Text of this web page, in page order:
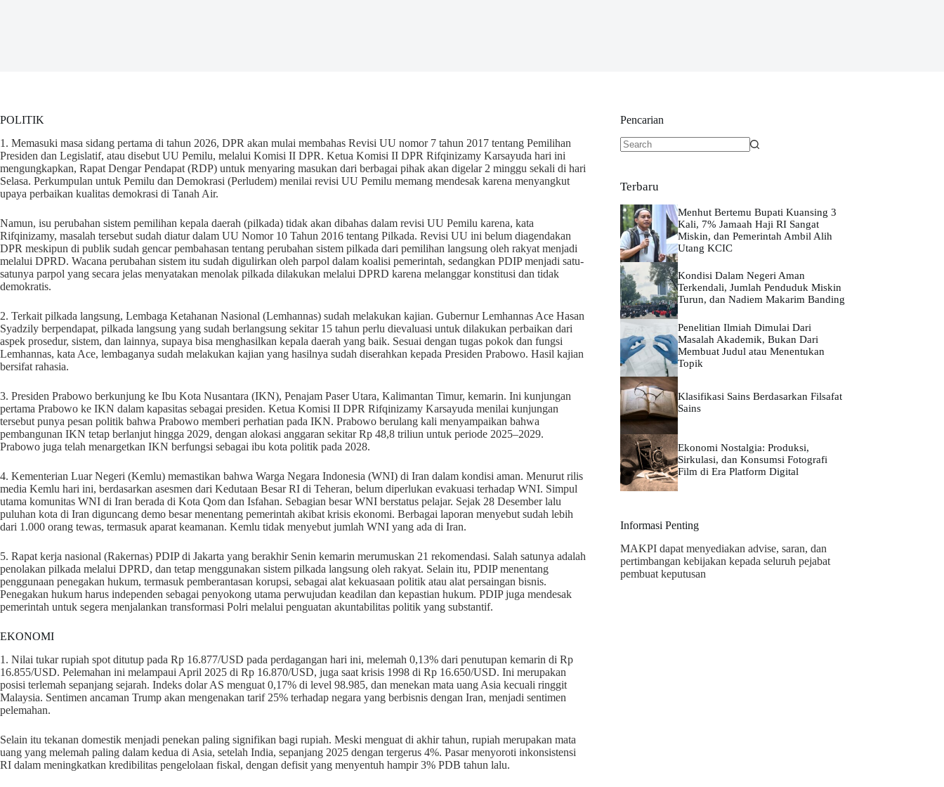
POLITIK
1. Memasuki masa sidang pertama di tahun 2026, DPR akan mulai membahas Revisi UU nomor 7 tahun 2017 tentang Pemilihan
Presiden dan Legislatif, atau disebut UU Pemilu, melalui Komisi II DPR. Ketua Komisi II DPR Rifqinizamy Karsayuda hari ini
mengungkapkan, Rapat Dengar Pendapat (RDP) untuk menyaring masukan dari berbagai pihak akan digelar 2 minggu sekali di hari
Selasa. Perkumpulan untuk Pemilu dan Demokrasi (Perludem) menilai revisi UU Pemilu memang mendesak karena menyangkut
upaya perbaikan kualitas demokrasi di Tanah Air.
Namun, isu perubahan sistem pemilihan kepala daerah (pilkada) tidak akan dibahas dalam revisi UU Pemilu karena, kata
Rifqinizamy, masalah tersebut sudah diatur dalam UU Nomor 10 Tahun 2016 tentang Pilkada. Revisi UU ini belum diagendakan
DPR meskipun di publik sudah gencar pembahasan tentang perubahan sistem pilkada dari pemilihan langsung oleh rakyat menjadi
melalui DPRD. Wacana perubahan sistem itu sudah digulirkan oleh parpol dalam koalisi pemerintah, sedangkan PDIP menjadi satu-
satunya parpol yang secara jelas menyatakan menolak pilkada dilakukan melalui DPRD karena melanggar konstitusi dan tidak
demokratis.
2. Terkait pilkada langsung, Lembaga Ketahanan Nasional (Lemhannas) sudah melakukan kajian. Gubernur Lemhannas Ace Hasan
Syadzily berpendapat, pilkada langsung yang sudah berlangsung sekitar 15 tahun perlu dievaluasi untuk dilakukan perbaikan dari
aspek prosedur, sistem, dan lainnya, supaya bisa menghasilkan kepala daerah yang baik. Sesuai dengan tugas pokok dan fungsi
Lemhannas, kata Ace, lembaganya sudah melakukan kajian yang hasilnya sudah diserahkan kepada Presiden Prabowo. Hasil kajian
bersifat rahasia.
3. Presiden Prabowo berkunjung ke Ibu Kota Nusantara (IKN), Penajam Paser Utara, Kalimantan Timur, kemarin. Ini kunjungan
pertama Prabowo ke IKN dalam kapasitas sebagai presiden. Ketua Komisi II DPR Rifqinizamy Karsayuda menilai kunjungan
tersebut punya pesan politik bahwa Prabowo memberi perhatian pada IKN. Prabowo berulang kali menyampaikan bahwa
pembangunan IKN tetap berlanjut hingga 2029, dengan alokasi anggaran sekitar Rp 48,8 triliun untuk periode 2025–2029.
Prabowo juga telah menargetkan IKN berfungsi sebagai ibu kota politik pada 2028.
4. Kementerian Luar Negeri (Kemlu) memastikan bahwa Warga Negara Indonesia (WNI) di Iran dalam kondisi aman. Menurut rilis
media Kemlu hari ini, berdasarkan asesmen dari Kedutaan Besar RI di Teheran, belum diperlukan evakuasi terhadap WNI. Simpul
utama komunitas WNI di Iran berada di Kota Qom dan Isfahan. Sebagian besar WNI berstatus pelajar. Sejak 28 Desember lalu
puluhan kota di Iran diguncang demo besar menentang pemerintah akibat krisis ekonomi. Berbagai laporan menyebut sudah lebih
dari 1.000 orang tewas, termasuk aparat keamanan. Kemlu tidak menyebut jumlah WNI yang ada di Iran.
5. Rapat kerja nasional (Rakernas) PDIP di Jakarta yang berakhir Senin kemarin merumuskan 21 rekomendasi. Salah satunya adalah
penolakan pilkada melalui DPRD, dan tetap menggunakan sistem pilkada langsung oleh rakyat. Selain itu, PDIP menentang
penggunaan penegakan hukum, termasuk pemberantasan korupsi, sebagai alat kekuasaan politik atau alat persaingan bisnis.
Penegakan hukum harus independen sebagai penyokong utama perwujudan keadilan dan kepastian hukum. PDIP juga mendesak
pemerintah untuk segera menjalankan transformasi Polri melalui penguatan akuntabilitas politik yang substantif.
EKONOMI
1. Nilai tukar rupiah spot ditutup pada Rp 16.877/USD pada perdagangan hari ini, melemah 0,13% dari penutupan kemarin di Rp
16.855/USD. Pelemahan ini melampaui April 2025 di Rp 16.870/USD, juga saat krisis 1998 di Rp 16.650/USD. Ini merupakan
posisi terlemah sepanjang sejarah. Indeks dolar AS menguat 0,17% di level 98.985, dan menekan mata uang Asia kecuali ringgit
Malaysia. Sentimen ancaman Trump akan mengenakan tarif 25% terhadap negara yang berbisnis dengan Iran, menjadi sentimen
pelemahan.
Selain itu tekanan domestik menjadi penekan paling signifikan bagi rupiah. Meski menguat di akhir tahun, rupiah merupakan mata
uang yang melemah paling dalam kedua di Asia, setelah India, sepanjang 2025 dengan tergerus 4%. Pasar menyoroti inkonsistensi
RI dalam meningkatkan kredibilitas pengelolaan fiskal, dengan defisit yang menyentuh hampir 3% PDB tahun lalu.
Pencarian
Terbaru
Menhut Bertemu Bupati Kuansing 3
Kali, 7% Jamaah Haji RI Sangat
Miskin, dan Pemerintah Ambil Alih
Utang KCIC
Kondisi Dalam Negeri Aman
Terkendali, Jumlah Penduduk Miskin
Turun, dan Nadiem Makarim Banding
Penelitian Ilmiah Dimulai Dari
Masalah Akademik, Bukan Dari
Membuat Judul atau Menentukan
Topik
Klasifikasi Sains Berdasarkan Filsafat
Sains
Ekonomi Nostalgia: Produksi,
Sirkulasi, dan Konsumsi Fotografi
Film di Era Platform Digital
Informasi Penting
MAKPI dapat menyediakan advise, saran, dan
pertimbangan kebijakan kepada seluruh pejabat
pembuat keputusan